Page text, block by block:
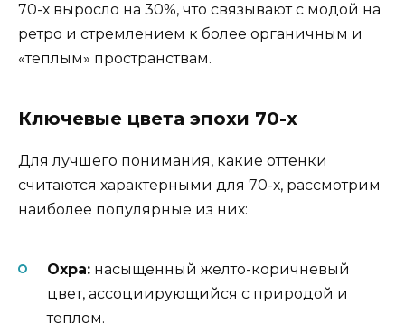
70-х выросло на 30%, что связывают с модой на
ретро и стремлением к более органичным и
«теплым» пространствам.
Ключевые цвета эпохи 70-х
Для лучшего понимания, какие оттенки
считаются характерными для 70-х, рассмотрим
наиболее популярные из них:
Охра: насыщенный желто-коричневый
цвет, ассоциирующийся с природой и
теплом.